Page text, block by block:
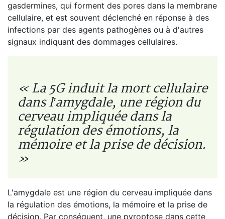
gasdermines, qui forment des pores dans la membrane
cellulaire, et est souvent déclenché en réponse à des
infections par des agents pathogènes ou à d'autres
signaux indiquant des dommages cellulaires.
« La 5G induit la mort cellulaire
dans l’amygdale, une région du
cerveau impliquée dans la
régulation des émotions, la
mémoire et la prise de décision.
»
L'amygdale est une région du cerveau impliquée dans
la régulation des émotions, la mémoire et la prise de
décision. Par conséquent, une pyroptose dans cette